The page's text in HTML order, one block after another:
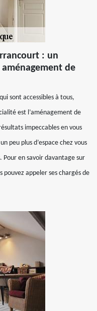
: un
de
sont accessibles à tous,
est l’aménagement de
impeccables en vous
peu plus d’espace chez vous
Pour en savoir davantage sur
pouvez appeler ses chargés de